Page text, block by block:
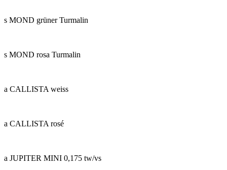
s MOND grüner Turmalin
s MOND rosa Turmalin
a CALLISTA weiss
a CALLISTA rosé
a JUPITER MINI 0,175 tw/vs